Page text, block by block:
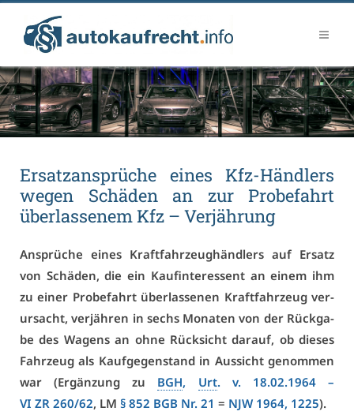
Er­satz­an­sprü­che ei­nes Kfz-Händ­lers
we­gen Schä­den an zur Pro­be­fahrt
über­las­se­nem Kfz – Ver­jäh­rung
An­sprü­che ei­nes Kraft­fahr­zeug­händ­lers auf Er­satz
von Schä­den, die ein Kauf­in­ter­es­sent an ei­nem ihm
zu ei­ner Pro­be­fahrt über­las­se­nen Kraft­fahr­zeug ver­
ur­sacht, ver­jäh­ren in sechs Mo­na­ten von der Rück­ga­
be des Wa­gens an oh­ne Rück­sicht dar­auf, ob die­ses
Fahr­zeug als Kauf­ge­gen­stand in Aus­sicht ge­nom­men
war (Er­gän­zung zu BGH, Urt. v. 18.02.1964 –
VI ZR 260/62, LM § 852 BGB Nr. 21 = NJW 1964, 1225).